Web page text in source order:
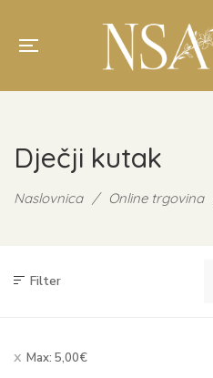
Dječji kutak
Naslovnica / Online trgovina
Filter
Max: 5,00€